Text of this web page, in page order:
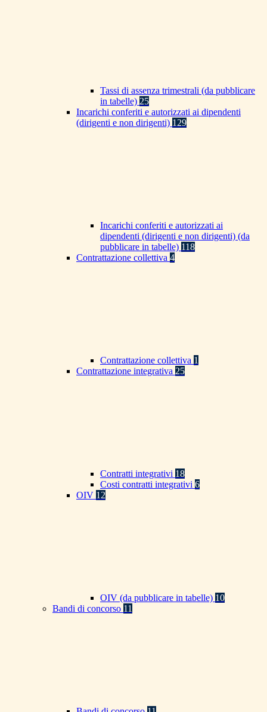
Tassi di assenza trimestrali (da pubblicare
in tabelle) 25
Incarichi conferiti e autorizzati ai dipendenti
(dirigenti e non dirigenti) 129
Incarichi conferiti e autorizzati ai
dipendenti (dirigenti e non dirigenti) (da
pubblicare in tabelle) 118
Contrattazione collettiva 4
Contrattazione collettiva 1
Contrattazione integrativa 25
Contratti integrativi 18
Costi contratti integrativi 6
OIV 12
OIV (da pubblicare in tabelle) 10
Bandi di concorso 11